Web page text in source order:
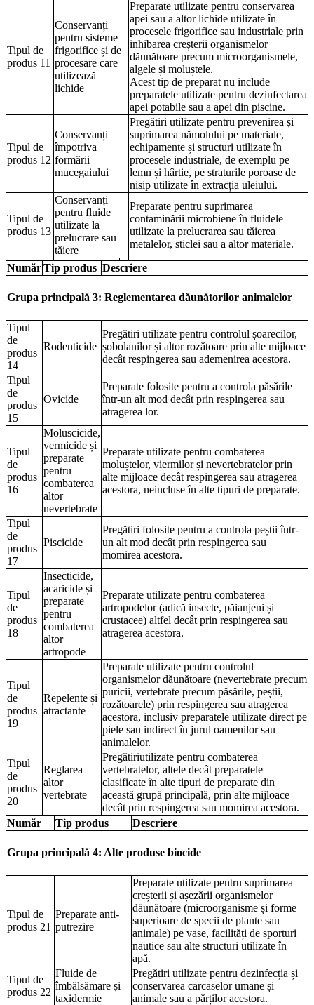
Tipul de
produs 11
Conservanți
pentru sisteme
frigorifice și de
procesare care
utilizează
lichide
Preparate utilizate pentru conservarea
apei sau a altor lichide utilizate în
procesele frigorifice sau industriale prin
inhibarea creșterii organismelor
dăunătoare precum microorganismele,
algele și moluștele.
Acest tip de preparat nu include
preparatele utilizate pentru dezinfectarea
apei potabile sau a apei din piscine.
Tipul de
produs 12
Conservanți
împotriva
formării
mucegaiului
Pregătiri utilizate pentru prevenirea și
suprimarea nămolului pe materiale,
echipamente și structuri utilizate în
procesele industriale, de exemplu pe
lemn și hârtie, pe straturile poroase de
nisip utilizate în extracția uleiului.
Tipul de
produs 13
Conservanți
pentru fluide
utilizate la
prelucrare sau
tăiere
Preparate pentru suprimarea
contaminării microbiene în fluidele
utilizate la prelucrarea sau tăierea
metalelor, sticlei sau a altor materiale.
NumărTip produs Descriere
Grupa principală 3: Reglementarea dăunătorilor animalelor
Tipul
de
produs
14
Rodenticide
Pregătiri utilizate pentru controlul șoarecilor,
șobolanilor și altor rozătoare prin alte mijloace
decât respingerea sau ademenirea acestora.
Tipul
de
produs
15
Ovicide
Preparate folosite pentru a controla păsările
într-un alt mod decât prin respingerea sau
atragerea lor.
Tipul
de
produs
16
Moluscicide,
vermicide și
preparate
pentru
combaterea
altor
nevertebrate
Preparate utilizate pentru combaterea
moluștelor, viermilor și nevertebratelor prin
alte mijloace decât respingerea sau atragerea
acestora, neincluse în alte tipuri de preparate.
Tipul
de
produs
17
Piscicide
Pregătiri folosite pentru a controla peștii într-
un alt mod decât prin respingerea sau
momirea acestora.
Tipul
de
produs
18
Insecticide,
acaricide și
preparate
pentru
combaterea
altor
artropode
Preparate utilizate pentru combaterea
artropodelor (adică insecte, păianjeni și
crustacee) altfel decât prin respingerea sau
atragerea acestora.
Tipul
de
produs
19
Repelente și
atractante
Preparate utilizate pentru controlul
organismelor dăunătoare (nevertebrate precum
puricii, vertebrate precum păsările, peștii,
rozătoarele) prin respingerea sau atragerea
acestora, inclusiv preparatele utilizate direct pe
piele sau indirect în jurul oamenilor sau
animalelor.
Tipul
de
produs
20
Reglarea
altor
vertebrate
Pregătiriutilizate pentru combaterea
vertebratelor, altele decât preparatele
clasificate în alte tipuri de preparate din
această grupă principală, prin alte mijloace
decât prin respingerea sau momirea acestora.
Număr
Tip produs Descriere
Grupa principală 4: Alte produse biocide
Tipul de
produs 21
Preparate anti-
putrezire
Preparate utilizate pentru suprimarea
creșterii și așezării organismelor
dăunătoare (microorganisme și forme
superioare de specii de plante sau
animale) pe vase, facilități de sporturi
nautice sau alte structuri utilizate în
apă.
Tipul de
produs 22
Fluide de
îmbălsămare și
taxidermie
Pregătiri utilizate pentru dezinfecția și
conservarea carcaselor umane și
animale sau a părților acestora.